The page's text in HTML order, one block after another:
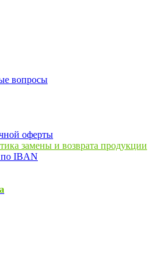
вопросы
оферты
замены и возврата продукции
по IBAN